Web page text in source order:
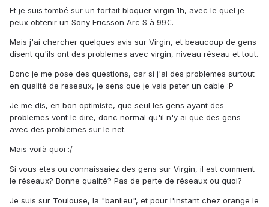
Et je suis tombé sur un forfait bloquer virgin 1h, avec le quel je
peux obtenir un Sony Ericsson Arc S à 99€.
Mais j'ai chercher quelques avis sur Virgin, et beaucoup de gens
disent qu'ils ont des problemes avec virgin, niveau réseau et tout.
Donc je me pose des questions, car si j'ai des problemes surtout
en qualité de reseaux, je sens que je vais peter un cable :P
Je me dis, en bon optimiste, que seul les gens ayant des
problemes vont le dire, donc normal qu'il n'y ai que des gens
avec des problemes sur le net.
Mais voilà quoi :/
Si vous etes ou connaissaiez des gens sur Virgin, il est comment
le réseaux? Bonne qualité? Pas de perte de réseaux ou quoi?
Je suis sur Toulouse, la "banlieu", et pour l'instant chez orange le